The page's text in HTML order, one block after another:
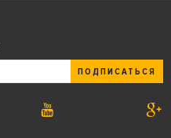
ПОДПИСАТЬСЯ